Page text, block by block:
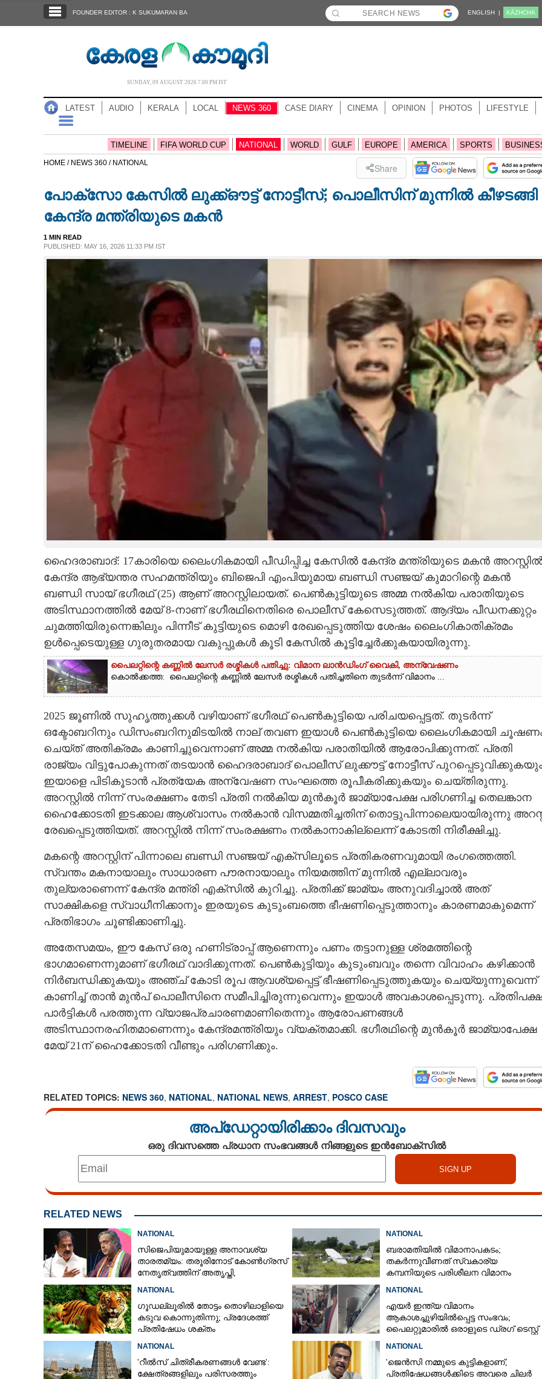
NOTIFIED NEWS
NEWS 360
CASE DIARY
CARTOONS
LITERATURE
CONTACT US
FOUNDER EDITOR : K SUKUMARAN BA ENGLISH | KĀZHCHA
SUNDAY, 09 AUGUST 2026 7.00 PM IST
LATEST AUDIO KERALA LOCAL NEWS 360 CASE DIARY CINEMA OPINION PHOTOS LIFESTYLE
TIMELINE FIFA WORLD CUP NATIONAL WORLD GULF EUROPE AMERICA SPORTS
HOME / NEWS 360 / NATIONAL Share
പോക്‌സോ കേസിൽ ലുക്ക്ഔട്ട് നോട്ടീസ്; പൊലീസിന് മുന്നിൽ കീഴടങ്ങി
കേന്ദ്ര മന്ത്രിയുടെ മകൻ
1 MIN READ
PUBLISHED: MAY 16, 2026 11:33 PM IST
ഹൈദരാബാദ്: 17കാരിയെ ലൈംഗികമായി പീഡിപ്പിച്ച കേസിൽ കേന്ദ്ര മന്ത്രിയുടെ മകൻ
കേന്ദ്ര ആഭ്യന്തര സഹമന്ത്രിയും ബിജെപി എംപിയുമായ ബണ്ഡി സഞ്ജയ് കുമാറിന്റെ മകൻ
ബണ്ഡി സായ് ഭഗീരഥ് (25) ആണ് അറസ്റ്റിലായത്. പെൺകുട്ടിയുടെ അമ്മ നൽകിയ പരാതിയുടെ
അടിസ്ഥാനത്തിൽ മേയ് 8-നാണ് ഭഗീരഥിനെതിരെ പൊലീസ് കേസെടുത്തത്. ആദ്യം പീഡനക്കുറ്റം
ചുമത്തിയിരുന്നെങ്കിലും പിന്നീട് കുട്ടിയുടെ മൊഴി രേഖപ്പെടുത്തിയ ശേഷം ലൈംഗികാതിക്രമം
ഉൾപ്പെടെയുള്ള ഗുരുതരമായ വകുപ്പുകൾ കൂടി കേസിൽ കൂട്ടിച്ചേർക്കുകയായിരുന്നു.
പൈലറ്റിന്റെ കണ്ണിൽ ലേസർ രശ്മികൾ പതിച്ചു: വിമാന ലാൻഡിംഗ് വൈകി, അന്വേഷണം
കൊൽക്കത്ത: പൈലറ്റിന്റെ കണ്ണിൽ ലേസർ രശ്മികൾ പതിച്ചതിനെ തുടർന്ന് വിമാനം ...
2025 ജൂണിൽ സുഹൃത്തുക്കൾ വഴിയാണ് ഭഗീരഥ് പെൺകുട്ടിയെ പരിചയപ്പെട്ടത്. തുടർന്ന്
ഒക്ടോബറിനും ഡിസംബറിനുമിടയിൽ നാല് തവണ ഇയാൾ പെൺകുട്ടിയെ ലൈംഗികമായി
ചെയ്ത് അതിക്രമം കാണിച്ചുവെന്നാണ് അമ്മ നൽകിയ പരാതിയിൽ ആരോപിക്കുന്നത്. പ്രതി
രാജ്യം വിട്ടുപോകുന്നത് തടയാൻ ഹൈദരാബാദ് പൊലീസ് ലുക്കൗട്ട് നോട്ടീസ്
ഇയാളെ പിടികൂടാൻ പ്രത്യേക അന്വേഷണ സംഘത്തെ രൂപീകരിക്കുകയും ചെയ്തിരുന്നു.
അറസ്റ്റിൽ നിന്ന് സംരക്ഷണം തേടി പ്രതി നൽകിയ മുൻകൂർ ജാമ്യാപേക്ഷ പരിഗണിച്ച തെലങ്കാന
ഹൈക്കോടതി ഇടക്കാല ആശ്വാസം നൽകാൻ വിസമ്മതിച്ചതിന് തൊട്ടുപിന്നാലെയായിരുന്നു
രേഖപ്പെടുത്തിയത്. അറസ്റ്റിൽ നിന്ന് സംരക്ഷണം നൽകാനാകില്ലെന്ന് കോടതി നിരീക്ഷിച്ചു.
മകന്റെ അറസ്റ്റിന് പിന്നാലെ ബണ്ഡി സഞ്ജയ് എക്സിലൂടെ പ്രതികരണവുമായി രംഗത്തെത്തി.
സ്വന്തം മകനായാലും സാധാരണ പൗരനായാലും നിയമത്തിന് മുന്നിൽ എല്ലാവരും
തുല്യരാണെന്ന് കേന്ദ്ര മന്ത്രി എക്സിൽ കുറിച്ചു. പ്രതിക്ക് ജാമ്യം അനുവദിച്ചാൽ അത്
സാക്ഷികളെ സ്വാധീനിക്കാനും ഇരയുടെ കുടുംബത്തെ ഭീഷണിപ്പെടുത്താനും കാരണമാകുമെന്ന്
പ്രതിഭാഗം ചൂണ്ടിക്കാണിച്ചു.
അതേസമയം, ഈ കേസ് ഒരു ഹണിട്രാപ്പ് ആണെന്നും പണം തട്ടാനുള്ള ശ്രമത്തിന്റെ
ഭാഗമാണെന്നുമാണ് ഭഗീരഥ് വാദിക്കുന്നത്. പെൺകുട്ടിയും കുടുംബവും തന്നെ വിവാഹം കഴിക്കാൻ
നിർബന്ധിക്കുകയും അഞ്ച് കോടി രൂപ ആവശ്യപ്പെട്ട് ഭീഷണിപ്പെടുത്തുകയും ചെയ്യുന്നുവെന്ന്
കാണിച്ച് താൻ മുൻപ് പൊലീസിനെ സമീപിച്ചിരുന്നുവെന്നും ഇയാൾ അവകാശപ്പെടുന്നു. പ്രതിപക്ഷ
പാർട്ടികൾ പരത്തുന്ന വ്യാജപ്രചാരണമാണിതെന്നും ആരോപണങ്ങൾ
അടിസ്ഥാനരഹിതമാണെന്നും കേന്ദ്രമന്ത്രിയും വ്യക്തമാക്കി. ഭഗീരഥിന്റെ മുൻകൂർ ജാമ്യാപേക്ഷ
മേയ് 21ന് ഹൈക്കോടതി വീണ്ടും പരിഗണിക്കും.
RELATED TOPICS: NEWS 360, NATIONAL, NATIONAL NEWS, ARREST, POSCO CASE
അപ്ഡേറ്റായിരിക്കാം ദിവസവും
ഒരു ദിവസത്തെ പ്രധാന സംഭവങ്ങൾ നിങ്ങളുടെ ഇൻബോക്സിൽ
RELATED NEWS
NATIONAL
സിജെപിയുമായുള്ള അനാവശ്യ
താരതമ്യം: തരൂരിനോട് കോൺഗ്രസ്
നേതൃത്വത്തിന് അതൃപ്തി,
NATIONAL
ബരാമതിയിൽ വിമാനാപകടം;
തകർന്നുവീണത് സ്വകാര്യ
കമ്പനിയുടെ പരിശീലന വിമാനം
NATIONAL
ഗൂഡല്ലൂരിൽ തോട്ടം തൊഴിലാളിയെ
കടുവ കൊന്നുതിന്നു; പ്രദേശത്ത്
പ്രതിഷേധം ശക്തം
NATIONAL
എയർ ഇന്ത്യ വിമാനം
ആകാശച്ചുഴിയിൽപ്പെട്ട സംഭവം;
പൈലറ്റുമാരിൽ ഒരാളുടെ ഡ്രഗ് ടെസ്റ്റ്
NATIONAL
'റീൽസ് ചിത്രീകരണങ്ങൾ വേണ്ട':
ക്ഷേത്രങ്ങളിലും പരിസരത്തും
NATIONAL
'ജെൻസി നമ്മുടെ കുട്ടികളാണ്,
പ്രതിഷേധങ്ങൾക്കിടെ അവരെ ചിലർ
പോക്‌സോ കേസിൽ ലുക്ക്ഔട്ട് നോട്ടീസ്;
പൊലീസിന് മുന്നിൽ കീഴടങ്ങി കേന്ദ്ര
മന്ത്രിയുടെ മകൻ